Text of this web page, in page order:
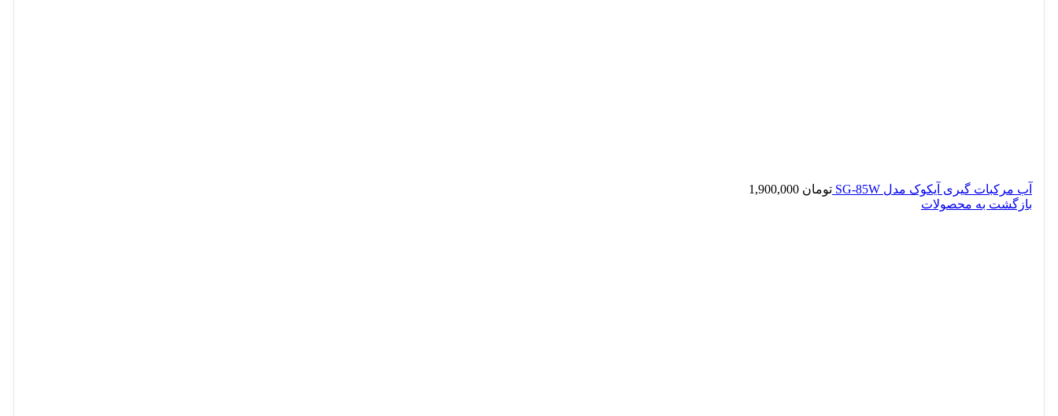
آب مرکبات گیری آیکوک مدل SG-85W تومان
بازگشت به محصولات